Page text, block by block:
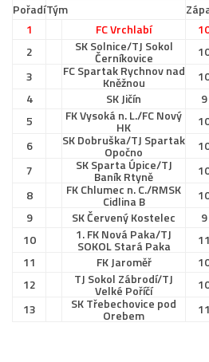
PořadíTým
1
FC Vrchlabí
2
SK Solnice/TJ Sokol
Černíkovice
3
FC Spartak Rychnov nad
Kněžnou
4
SK Jičín 9
5
FK Vysoká n. L./FC Nový
HK
6
SK Dobruška/TJ Spartak
Opočno
7
SK Sparta Úpice/TJ
Baník Rtyně
8
FK Chlumec n. C./RMSK
Cidlina B
9
SK Červený Kostelec 9
10
1. FK Nová Paka/TJ
SOKOL Stará Paka 11
11
FK Jaroměř
12
TJ Sokol Zábrodí/TJ
Velké Poříčí
13
SK Třebechovice pod
Orebem 11